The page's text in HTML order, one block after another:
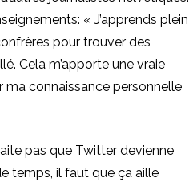
« J’apprends plein
pour trouver des
Cela m’apporte une vraie
ma connaissance personnelle
pas que Twitter devienne
temps, il faut que ça aille